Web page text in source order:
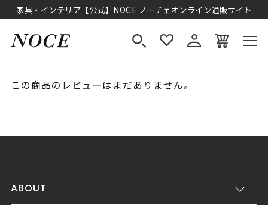
家具・インテリア【公式】NOCE ノーチェオンライン通販サイト
この商品のレビューはまだありません。
ABOUT